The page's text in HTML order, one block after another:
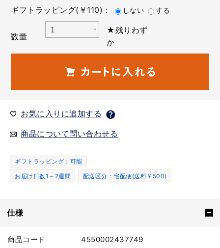
ギフトラッピング(￥110)：
しない する
数量
★残りわず
か
お気に入りに追加する
商品について問い合わせる
ギフトラッピング：可能
お届け日数1～2週間
配送区分：宅配便(送料￥500)
仕様
商品コード
4550002437749